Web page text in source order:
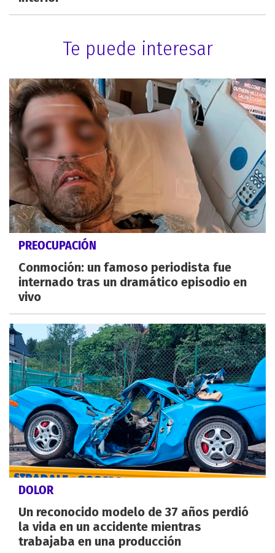
Te puede interesar
PREOCUPACIÓN
Conmoción: un famoso periodista fue
internado tras un dramático episodio en
vivo
DOLOR
Un reconocido modelo de 37 años perdió
la vida en un accidente mientras
trabajaba en una producción